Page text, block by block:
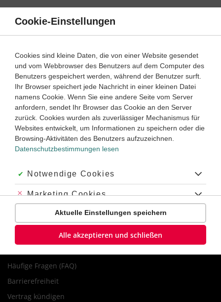
Direkt
Inhalt
Klassenarbeiten und Abiturprüfungen
Unternehmen
Über uns
Kontakt
Häufige Fragen (FAQ)
Barrierefreiheit
Vertrag kündigen
Cookie-Einstellungen
Cookies sind kleine Daten, die von einer Website gesendet
und vom Webbrowser des Benutzers auf dem Computer des
Benutzers gespeichert werden, während der Benutzer surft.
Ihr Browser speichert jede Nachricht in einer kleinen Datei
namens Cookie. Wenn Sie eine andere Seite vom Server
anfordern, sendet Ihr Browser das Cookie an den Server
zurück. Cookies wurden als zuverlässiger Mechanismus für
Websites entwickelt, um Informationen zu speichern oder die
Browsing-Aktivitäten des Benutzers aufzuzeichnen.
Datenschutzbestimmungen lesen
Akzeptiert:
Notwendige Cookies
Abgelehnt:
Marketing Cookies
Abgelehnt:
Personalisierungs-Cookies
Aktuelle Einstellungen speichern
Alle akzeptieren und schließen